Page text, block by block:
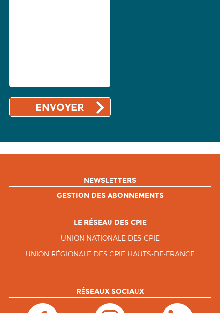
NEWSLETTERS
GESTION DES ABONNEMENTS
LE RÉSEAU DES CPIE
UNION NATIONALE DES CPIE
UNION RÉGIONALE DES CPIE HAUTS-DE-FRANCE
RÉSEAUX SOCIAUX